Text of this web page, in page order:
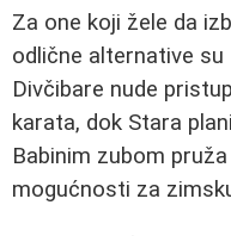
Za one koji žele da
odlične alternative su
Divčibare nude
karata, dok Stara
Babinim zubom
mogućnosti za